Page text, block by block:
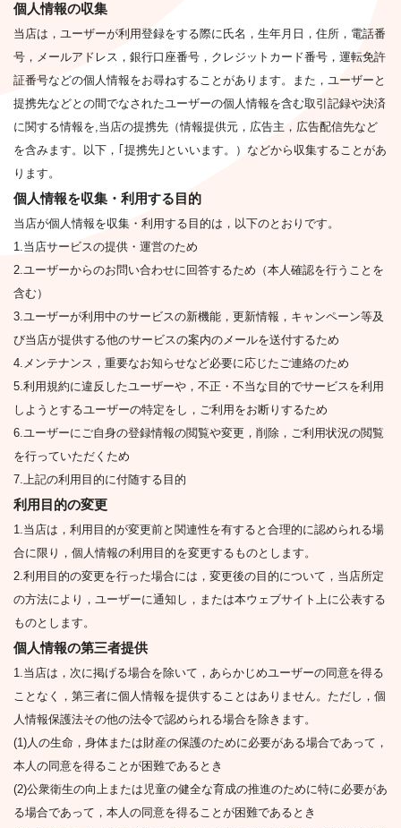
個人情報の収集
当店は，ユーザーが利用登録をする際に氏名，生年月日，住所，電話番
号，メールアドレス，銀行口座番号，クレジットカード番号，運転免許
証番号などの個人情報をお尋ねすることがあります。また，ユーザーと
提携先などとの間でなされたユーザーの個人情報を含む取引記録や決済
に関する情報を,当店の提携先（情報提供元，広告主，広告配信先など
を含みます。以下，｢提携先｣といいます。）などから収集することがあ
ります。
個人情報を収集・利用する目的
当店が個人情報を収集・利用する目的は，以下のとおりです。
1.当店サービスの提供・運営のため
2.ユーザーからのお問い合わせに回答するため（本人確認を行うことを
含む）
3.ユーザーが利用中のサービスの新機能，更新情報，キャンペーン等及
び当店が提供する他のサービスの案内のメールを送付するため
4.メンテナンス，重要なお知らせなど必要に応じたご連絡のため
5.利用規約に違反したユーザーや，不正・不当な目的でサービスを利用
しようとするユーザーの特定をし，ご利用をお断りするため
6.ユーザーにご自身の登録情報の閲覧や変更，削除，ご利用状況の閲覧
を行っていただくため
7.上記の利用目的に付随する目的
利用目的の変更
1.当店は，利用目的が変更前と関連性を有すると合理的に認められる場
合に限り，個人情報の利用目的を変更するものとします。
2.利用目的の変更を行った場合には，変更後の目的について，当店所定
の方法により，ユーザーに通知し，または本ウェブサイト上に公表する
ものとします。
個人情報の第三者提供
1.当店は，次に掲げる場合を除いて，あらかじめユーザーの同意を得る
ことなく，第三者に個人情報を提供することはありません。ただし，個
人情報保護法その他の法令で認められる場合を除きます。
(1)人の生命，身体または財産の保護のために必要がある場合であって，
本人の同意を得ることが困難であるとき
(2)公衆衛生の向上または児童の健全な育成の推進のために特に必要があ
る場合であって，本人の同意を得ることが困難であるとき